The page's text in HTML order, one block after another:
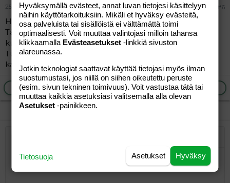
25.10.2018 #6
Hei !
Tämä on jo aika vanha viestiketju, mutta kokeilen
kuitenkin onneani. Elikkä täällä on 28 vuotias
Tuusniemeläinen 3 kuukautisen vauvan äiti joka etsii
kaveria/ ystävää.
Vastaa
Ilmoita asiaton viesti
Järjestämätön lista
Fontin koko
9
10
TekstiväriKirjasintyyli
Book Antiqua
Rivinsisäinen koodi
Rivinsisäinen spoiler
Tasaus Tasaa vasemmalle
Paragraph format
LainausLisää video/media
Lisää taulukko
Insert horizontal line
Tee uudelleen
BBCode-näkymä
Poista muotoiluTallenna luonnos
Poista luonnos
Kirjoita vastaus...
Hyväksymällä evästeet, annat luvan tietojesi käsittelyyn
näihin käyttötarkoituksiin. Mikäli et hyväksy evästeitä,
osa palveluista tai sisällöistä ei välttämättä toimi
optimaalisesti. Voit muuttaa valintojasi milloin tahansa
klikkaamalla Evästeasetukset -linkkiä sivuston
alareunassa.
Jotkin teknologiat saattavat käyttää tietojasi myös ilman
suostumustasi, jos niillä on siihen oikeutettu peruste
(esim. sivun tekninen toimivuus). Voit vastustaa tätä tai
muuttaa kaikkia asetuksiasi valitsemalla alla olevan
Asetukset -painikkeen.
Hyväksy
Asetukset
Tietosuoja